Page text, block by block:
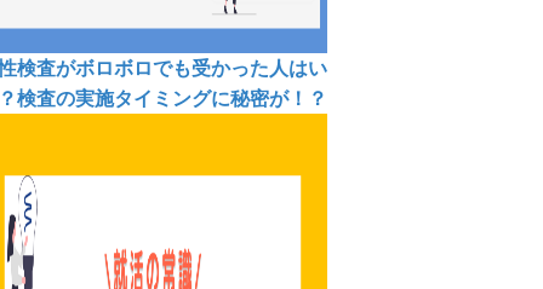
検査がボロボロでも受かった人はい
検査の実施タイミングに秘密が！？